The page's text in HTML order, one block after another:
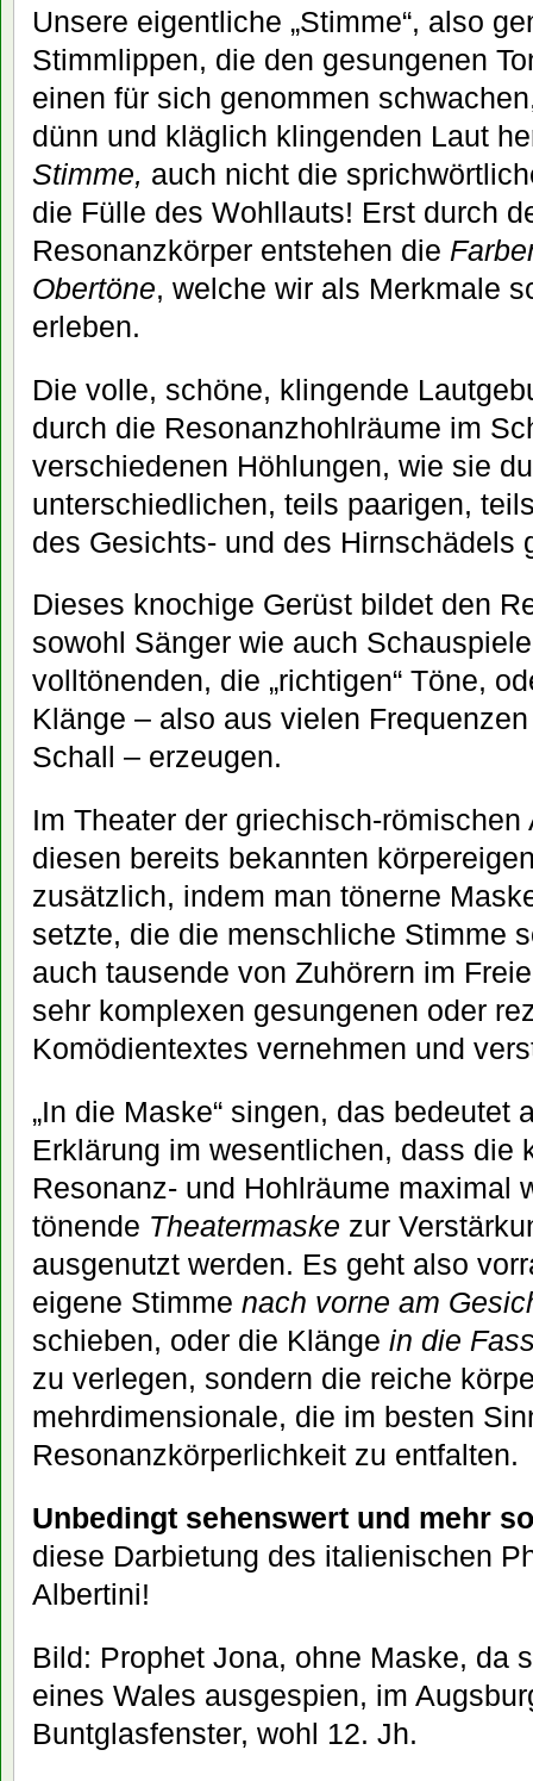
Unsere eigentliche „Stimme“, also
Stimmlippen, die den gesungenen
einen für sich genommen
dünn und kläglich klingenden Laut
Stimme, auch nicht die
die Fülle des Wohllauts! Erst durch
Resonanzkörper entstehen die
Obertöne, welche wir als Merkmale
erleben.
Die volle, schöne, klingende
durch die Resonanzhohlräume im
verschiedenen Höhlungen, wie sie
unterschiedlichen, teils paarigen,
des Gesichts- und des Hirnschädels
Dieses knochige Gerüst bildet den
sowohl Sänger wie auch
volltönenden, die „richtigen“ Töne,
Klänge – also aus vielen
Schall – erzeugen.
Im Theater der griechisch-
diesen bereits bekannten
zusätzlich, indem man tönerne
setzte, die die menschliche Stimme
auch tausende von Zuhörern im
sehr komplexen gesungenen oder
Komödientextes vernehmen und
„In die Maske“ singen, das bedeutet
Erklärung im wesentlichen, dass die
Resonanz- und Hohlräume maximal
tönende Theatermaske zur
ausgenutzt werden. Es geht also
eigene Stimme nach vorne am
schieben, oder die Klänge in die
zu verlegen, sondern die reiche
mehrdimensionale, die im besten
Resonanzkörperlichkeit zu entfalten.
Unbedingt sehenswert und mehr
diese Darbietung des italienischen
Albertini!
Bild: Prophet Jona, ohne Maske, da
eines Wales ausgespien, im
Buntglasfenster, wohl 12. Jh.